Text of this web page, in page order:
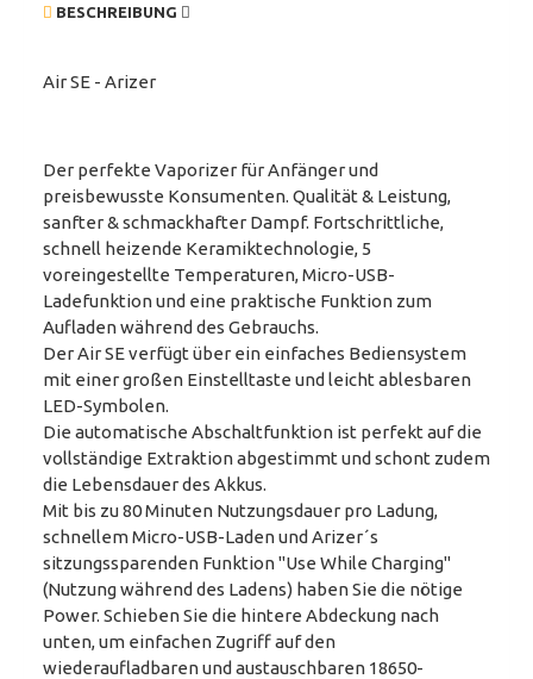
BESCHREIBUNG
Air SE - Arizer
Der perfekte Vaporizer für Anfänger und
preisbewusste Konsumenten. Qualität & Leistung,
sanfter & schmackhafter Dampf. Fortschrittliche,
schnell heizende Keramiktechnologie, 5
voreingestellte Temperaturen, Micro-USB-
Ladefunktion und eine praktische Funktion zum
Aufladen während des Gebrauchs.
Der Air SE verfügt über ein einfaches Bediensystem
mit einer großen Einstelltaste und leicht ablesbaren
LED-Symbolen.
Die automatische Abschaltfunktion ist perfekt auf die
vollständige Extraktion abgestimmt und schont zudem
die Lebensdauer des Akkus.
Mit bis zu 80 Minuten Nutzungsdauer pro Ladung,
schnellem Micro-USB-Laden und Arizer´s
sitzungssparenden Funktion "Use While Charging"
(Nutzung während des Ladens) haben Sie die nötige
Power. Schieben Sie die hintere Abdeckung nach
unten, um einfachen Zugriff auf den
wiederaufladbaren und austauschbaren 18650-